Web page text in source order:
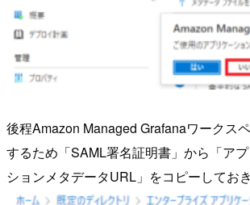
後程Amazon Managed Grafanaワークス
するため「SAML署名証明書」から「ア
ションメタデータURL」をコピーしておき